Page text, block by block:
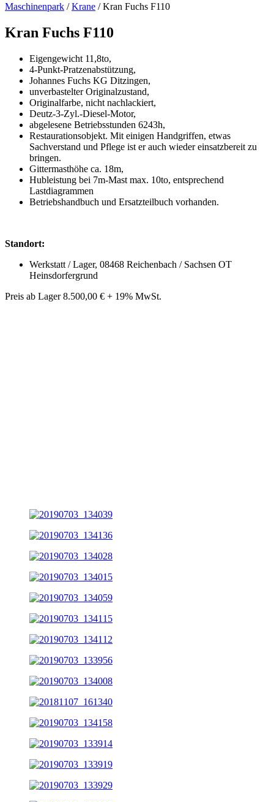
Maschinenpark /Krane / Kran Fuchs F110
Kran Fuchs F110
Eigengewicht 11,8to,
4-Punkt-Pratzenabstützung,
Johannes Fuchs KG Ditzingen,
unverbastelter Originalzustand,
Originalfarbe, nicht nachlackiert,
Deutz-3-Zyl.-Diesel-Motor,
abgelesene Betriebsstunden 6243h,
Restaurationsobjekt. Mit einigen Handgriffen, etwas
Sachverstand und Pflege ist er auch wieder einsatzbereit zu
bringen.
Gittermasthöhe ca. 18m,
Hubleistung bei 7m-Mast max. 10to, entsprechend
Lastdiagrammen
Betriebshandbuch und Ersatzteilbuch vorhanden.
Standort:
Werkstatt / Lager, 08468 Reichenbach / Sachsen OT
Heinsdorfergrund
Preis ab Lager 8.500,00 € + 19% MwSt.